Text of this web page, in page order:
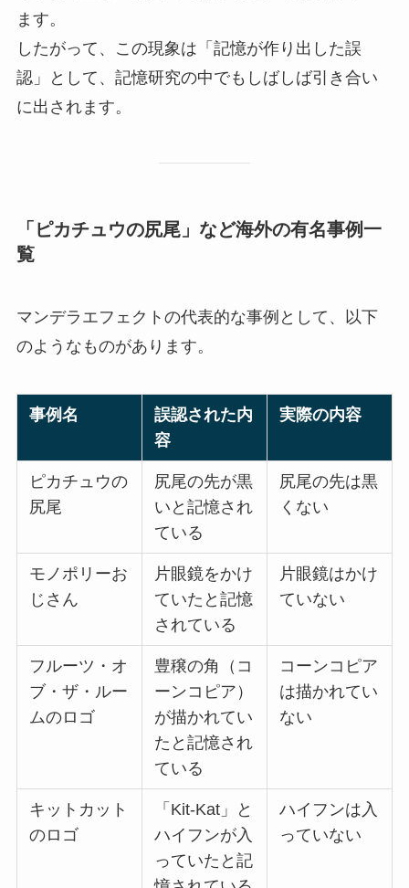
ます。
したがって、この現象は「記憶が作り出した誤
認」として、記憶研究の中でもしばしば引き合い
に出されます。
「ピカチュウの尻尾」など海外の有名事例一
覧
マンデラエフェクトの代表的な事例として、以下
のようなものがあります。
事例名
誤認された内
容
実際の内容
ピカチュウの
尻尾
尻尾の先が黒
いと記憶され
ている
尻尾の先は黒
くない
モノポリーお
じさん
片眼鏡をかけ
ていたと記憶
されている
片眼鏡はかけ
ていない
フルーツ・オ
ブ・ザ・ルー
ムのロゴ
豊穣の角（コ
ーンコピア）
が描かれてい
たと記憶され
ている
コーンコピア
は描かれてい
ない
キットカット
のロゴ
「Kit-Kat」と
ハイフンが入
っていたと記
ハイフンは入
っていない